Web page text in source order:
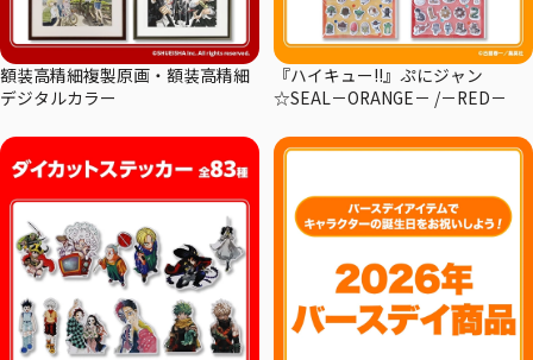
額装高精細複製原画・額装高精細
デジタルカラー
『ハイキュー!!』ぷにジャン
☆SEAL－ORANGE－ /－RED－